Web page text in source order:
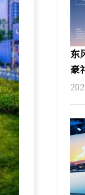
东
豪